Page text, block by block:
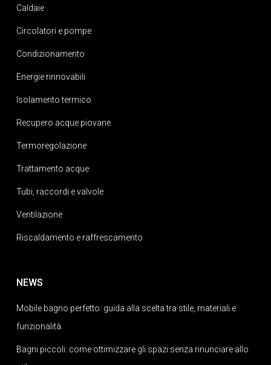
Caldaie
Circolatori e pompe
Condizionamento
Energie rinnovabili
Isolamento termico
Recupero acque piovane
Termoregolazione
Trattamento acque
Tubi, raccordi e valvole
Ventilazione
Riscaldamento e raffrescamento
NEWS
Mobile bagno perfetto: guida alla scelta tra stile, materiali e
funzionalità
Bagni piccoli: come ottimizzare gli spazi senza rinunciare allo